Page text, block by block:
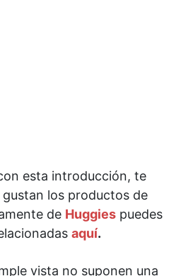
esta introducción, te
los productos de
de Huggies puedes
aquí.
vista no suponen una